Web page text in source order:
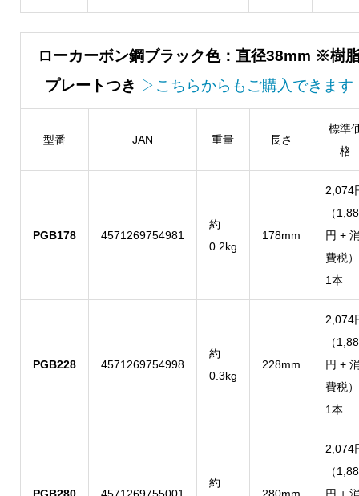
ローカーボン鋼ブラック色：直径38mm ※樹
プレートつき ▷こちらからもご購入できます
型番 JAN 重量 長さ
標準
格
PGB178 4571269754981
約
0.2kg
178mm
2,074
（
円 +
費税
1本
PGB228 4571269754998
約
0.3kg
228mm
2,074
（
円 +
費税
1本
PGB280 4571269755001
約
280mm
2,074
（
円 +